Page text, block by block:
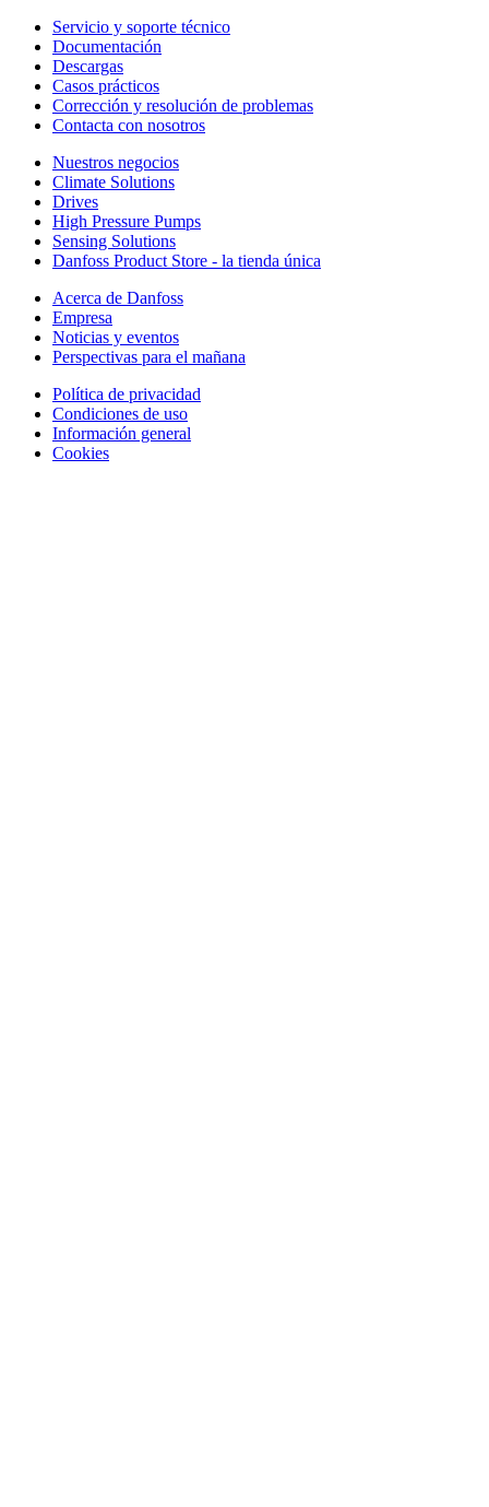
Servicio y soporte técnico
Documentación
Descargas
Casos prácticos
Corrección y resolución de problemas
Contacta con nosotros
Nuestros negocios
Climate Solutions
Drives
High Pressure Pumps
Sensing Solutions
Danfoss Product Store - la tienda única
Acerca de Danfoss
Empresa
Noticias y eventos
Perspectivas para el mañana
Política de privacidad
Condiciones de uso
Información general
Cookies